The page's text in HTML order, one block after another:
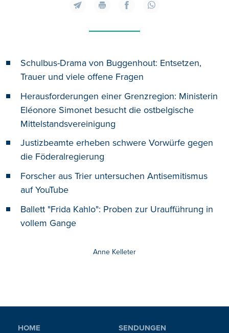
Schulbus-Drama von Buggenhout: Entsetzen,
Trauer und viele offene Fragen
Herausforderungen einer Grenzregion: Ministerin
Eléonore Simonet besucht die ostbelgische
Mittelstandsvereinigung
Justizbeamte erheben schwere Vorwürfe gegen
die Föderalregierung
Forscher aus Trier untersuchen Antisemitismus
auf YouTube
Ballett "Frida Kahlo": Proben zur Uraufführung in
vollem Gange
Anne Kelleter
HOME
SENDUNGEN